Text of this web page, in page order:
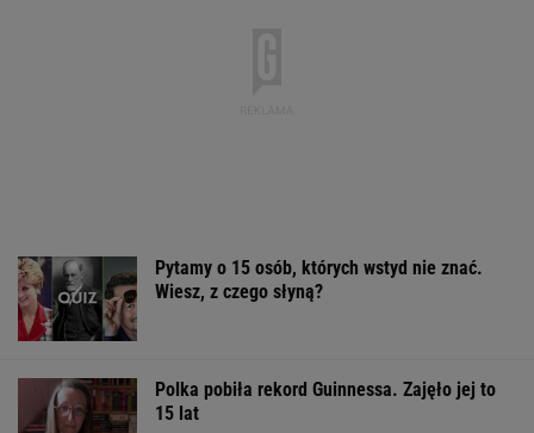
Pytamy o 15 osób, których wstyd nie znać.
Wiesz, z czego słyną?
Polka pobiła rekord Guinnessa. Zajęło jej to
15 lat